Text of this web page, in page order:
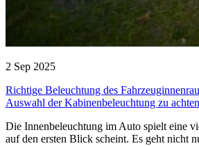
2 Sep 2025
Richtige Beleuchtung des
Auswahl der Kabinenbeleuchtung zu
Die Innenbeleuchtung im Auto spielt eine
auf den ersten Blick scheint. Es geht nicht